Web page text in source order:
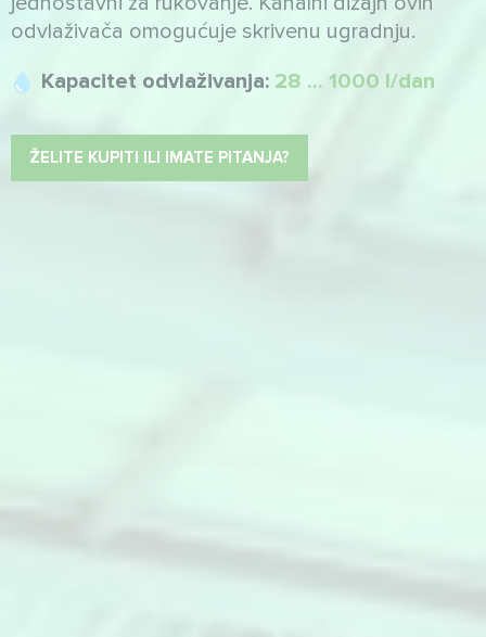
odvlaživača omogućuje skrivenu ugradnju.
Kapacitet odvlaživanja: 28 ... 1000 l/dan
ŽELITE KUPITI ILI IMATE PITANJA?